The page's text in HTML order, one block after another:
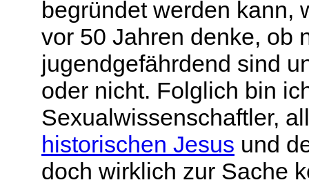
begründet werden kann,
vor 50 Jahren denke, ob
jugendgefährdend sind
oder nicht. Folglich bin
Sexualwissenschaftler,
historischen Jesus und
doch wirklich zur Sache